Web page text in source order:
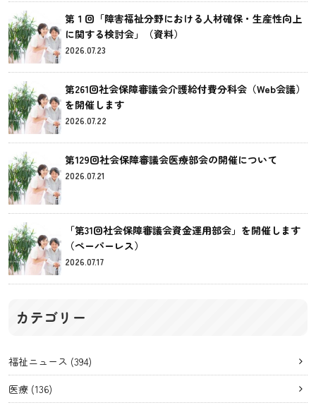
第１回「障害福祉分野における人材確保・生産性向上
に関する検討会」（資料）
2026.07.23
第261回社会保障審議会介護給付費分科会（Web会議）
を開催します
2026.07.22
第129回社会保障審議会医療部会の開催について
2026.07.21
「第31回社会保障審議会資金運用部会」を開催します
（ペーパーレス）
2026.07.17
カテゴリー
福祉ニュース (394)
医療 (136)